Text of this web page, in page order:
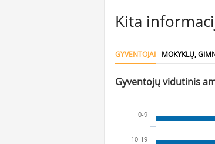
Kita
GYVENTOJAI MOKYKLŲ,
Gyventojų vidutinis
0-9
10-19